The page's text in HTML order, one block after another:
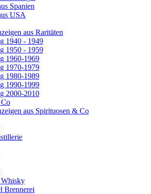
Spanien
USA
aus Raritäten
1940 - 1949
1950 - 1959
1960-1969
1970-1979
1980-1989
1990-1999
2000-2010
aus Spirituosen & Co
Brennerei